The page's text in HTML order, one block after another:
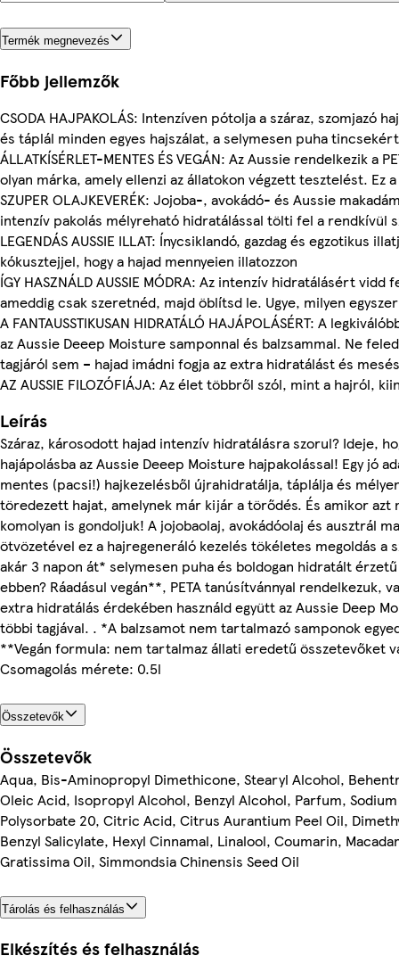
Termék megnevezés
Főbb jellemzők
CSODA HAJPAKOLÁS: Intenzíven pótolja a száraz, szomjazó
és táplál minden egyes hajszálat, a selymesen puha tincsekért
ÁLLATKÍSÉRLET-MENTES ÉS VEGÁN: Az Aussie rendelkezik a
olyan márka, amely ellenzi az állatokon végzett tesztelést. Ez
SZUPER OLAJKEVERÉK: Jojoba-, avokádó- és Aussie
intenzív pakolás mélyreható hidratálással tölti fel a rendkívül
LEGENDÁS AUSSIE ILLAT: Ínycsiklandó, gazdag és egzotikus
kókusztejjel, hogy a hajad mennyeien illatozzon
ÍGY HASZNÁLD AUSSIE MÓDRA: Az intenzív hidratálásért
ameddig csak szeretnéd, majd öblítsd le. Ugye, milyen
A FANTAUSSTIKUSAN HIDRATÁLÓ HAJÁPOLÁSÉRT: A
az Aussie Deeep Moisture samponnal és balzsammal. Ne
tagjáról sem – hajad imádni fogja az extra hidratálást és
AZ AUSSIE FILOZÓFIÁJA: Az élet többről szól, mint a hajról,
Leírás
Száraz, károsodott hajad intenzív hidratálásra szorul? Ideje,
hajápolásba az Aussie Deeep Moisture hajpakolással! Egy jó
mentes (pacsi!) hajkezelésből újrahidratálja, táplálja és
töredezett hajat, amelynek már kijár a törődés. És amikor azt
komolyan is gondoljuk! A jojobaolaj, avokádóolaj és ausztrál
ötvözetével ez a hajregeneráló kezelés tökéletes megoldás a
akár 3 napon át* selymesen puha és boldogan hidratált
ebben? Ráadásul vegán**, PETA tanúsítvánnyal rendelkezuk,
extra hidratálás érdekében használd együtt az Aussie Deep
többi tagjával. . *A balzsamot nem tartalmazó samponok
**Vegán formula: nem tartalmaz állati eredetű összetevőket
Csomagolás mérete: 0.5l
Összetevők
Összetevők
Aqua, Bis-Aminopropyl Dimethicone, Stearyl Alcohol,
Oleic Acid, Isopropyl Alcohol, Benzyl Alcohol, Parfum, Sodium
Polysorbate 20, Citric Acid, Citrus Aurantium Peel Oil,
Benzyl Salicylate, Hexyl Cinnamal, Linalool, Coumarin,
Gratissima Oil, Simmondsia Chinensis Seed Oil
Tárolás és felhasználás
Elkészítés és felhasználás